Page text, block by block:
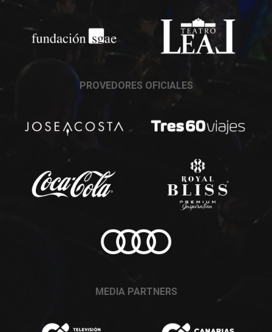
PROVEDORES OFICIALES
MEDIA PARTNERS